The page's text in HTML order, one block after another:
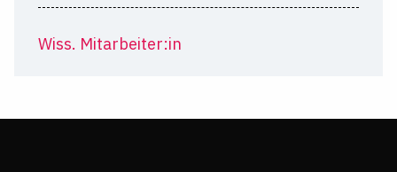
Wiss. Mitarbeiter:in